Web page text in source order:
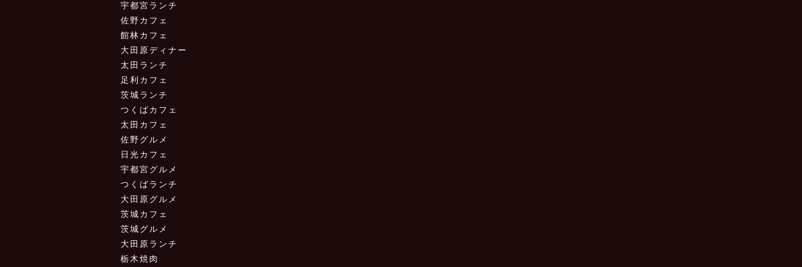
宇都宮ランチ
佐野カフェ
館林カフェ
大田原ディナー
太田ランチ
足利カフェ
茨城ランチ
つくばカフェ
太田カフェ
佐野グルメ
日光カフェ
宇都宮グルメ
つくばランチ
大田原グルメ
茨城カフェ
茨城グルメ
大田原ランチ
栃木焼肉